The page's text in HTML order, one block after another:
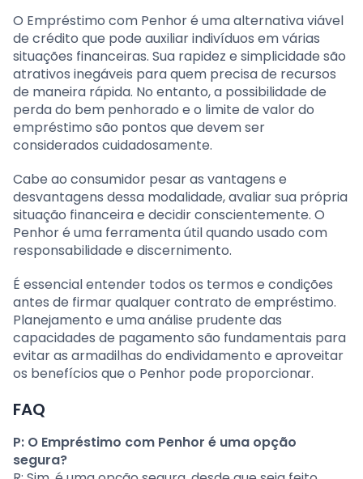
O Empréstimo com Penhor é uma alternativa viável
de crédito que pode auxiliar indivíduos em várias
situações financeiras. Sua rapidez e simplicidade são
atrativos inegáveis para quem precisa de recursos
de maneira rápida. No entanto, a possibilidade de
perda do bem penhorado e o limite de valor do
empréstimo são pontos que devem ser
considerados cuidadosamente.
Cabe ao consumidor pesar as vantagens e
desvantagens dessa modalidade, avaliar sua própria
situação financeira e decidir conscientemente. O
Penhor é uma ferramenta útil quando usado com
responsabilidade e discernimento.
É essencial entender todos os termos e condições
antes de firmar qualquer contrato de empréstimo.
Planejamento e uma análise prudente das
capacidades de pagamento são fundamentais para
evitar as armadilhas do endividamento e aproveitar
os benefícios que o Penhor pode proporcionar.
FAQ
P: O Empréstimo com Penhor é uma opção
segura?